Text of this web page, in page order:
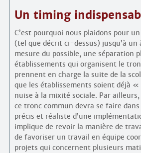
Un timing
C’est pourquoi nous plaidons pour
(tel que décrit ci-dessus) jusqu’à un
mesure du possible, une séparation
établissements qui organisent le
prennent en charge la suite de la
que les établissements soient déjà
nuise à la mixité sociale. Par
ce tronc commun devra se faire dans
précis et réaliste d’une
implique de revoir la manière de
de favoriser un travail en équipe
projets qui concernent plusieurs